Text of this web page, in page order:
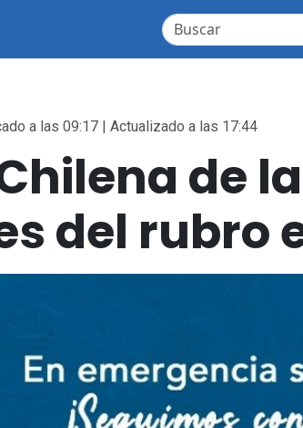
a las 09:17 | Actualizado a las 17:44
de
del rubro